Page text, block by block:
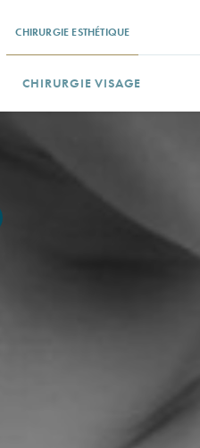
CHIRURGIE ESTHÉTIQUE
CHIRURGIE VISAGE